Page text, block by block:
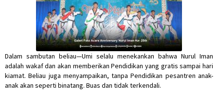
Dalam sambutan beliau—Umi selalu menekankan bahwa Nurul Iman
adalah wakaf dan akan memberikan Pendidikan yang gratis sampai hari
kiamat. Beliau juga menyampaikan, tanpa Pendidikan pesantren anak-
anak akan seperti binatang. Buas dan tidak terkendali.